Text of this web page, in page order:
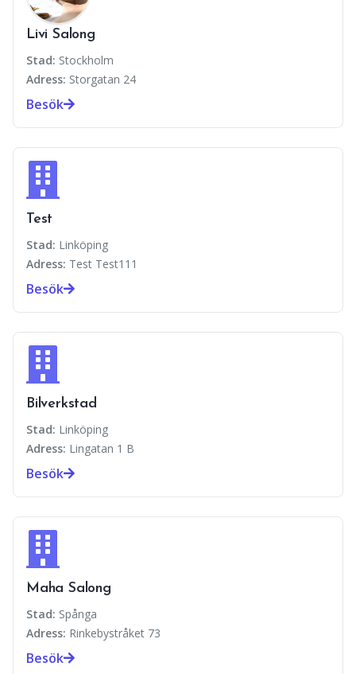
Livi Salong
Stad: Stockholm
Adress: Storgatan 24
Besök
Test
Stad: Linköping
Adress: Test Test111
Besök
Bilverkstad
Stad: Linköping
Adress: Lingatan 1 B
Besök
Maha Salong
Stad: Spånga
Adress: Rinkebystråket 73
Besök